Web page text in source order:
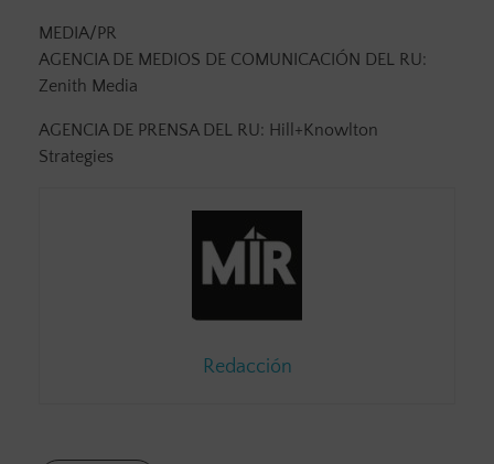
MEDIA/PR
AGENCIA DE MEDIOS DE COMUNICACIÓN DEL RU:
Zenith Media
AGENCIA DE PRENSA DEL RU: Hill+Knowlton
Strategies
Redacción